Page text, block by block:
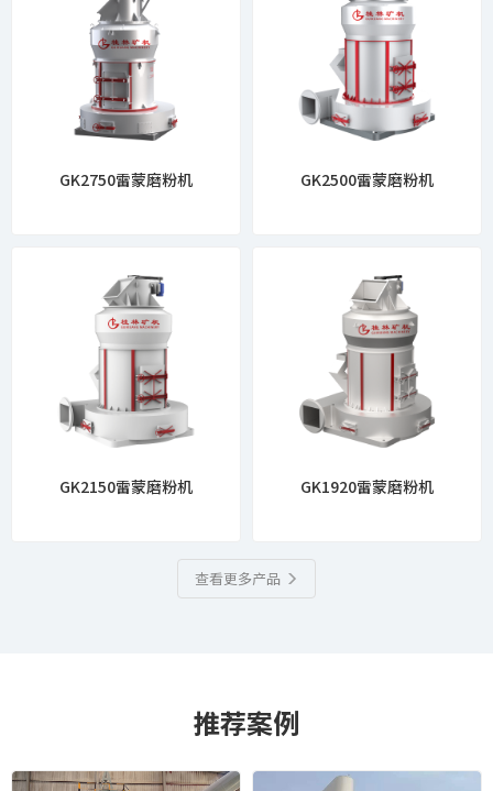
GK2750雷蒙磨粉机 GK2500雷蒙磨粉机
GK2150雷蒙磨粉机 GK1920雷蒙磨粉机
查看更多产品
推荐案例